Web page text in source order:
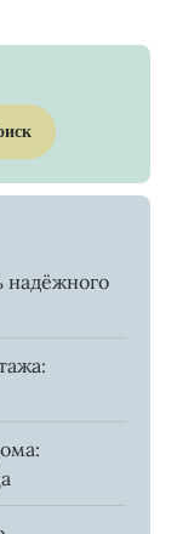
надёжного